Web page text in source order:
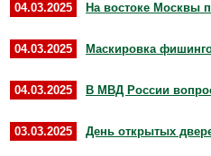
04.03.2025 На востоке Москвы
04.03.2025 Маскировка
04.03.2025 В МВД России
03.03.2025 День открытых